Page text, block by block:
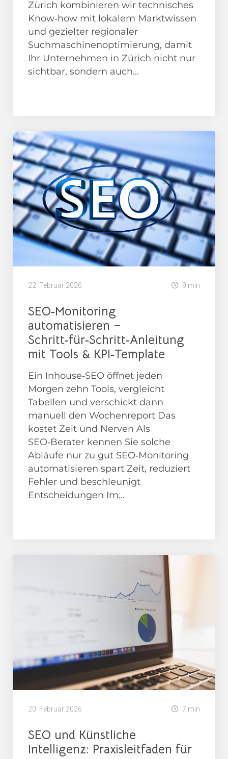
Zürich kombinieren wir technisches
Know‑how mit lokalem Marktwissen
und gezielter regionaler
Suchmaschinenoptimierung, damit
Ihr Unternehmen in Zürich nicht nur
sichtbar, sondern auch...
22. Februar 2026 9 min
SEO‑Monitoring
automatisieren –
Schritt‑für‑Schritt‑Anleitung
mit Tools & KPI‑Template
Ein Inhouse‑SEO öffnet jeden
Morgen zehn Tools, vergleicht
Tabellen und verschickt dann
manuell den Wochenreport Das
kostet Zeit und Nerven Als
SEO‑Berater kennen Sie solche
Abläufe nur zu gut SEO‑Monitoring
automatisieren spart Zeit, reduziert
Fehler und beschleunigt
Entscheidungen Im...
20. Februar 2026 7 min
SEO und Künstliche
Intelligenz: Praxisleitfaden für